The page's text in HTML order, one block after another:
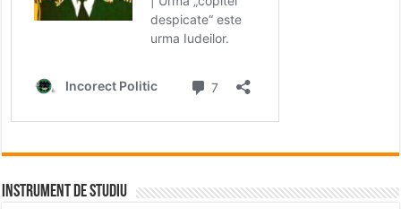
INSTRUMENT DE STUDIU